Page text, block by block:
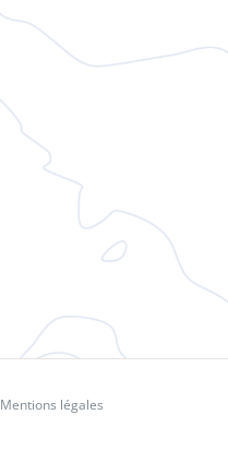
Mentions légales